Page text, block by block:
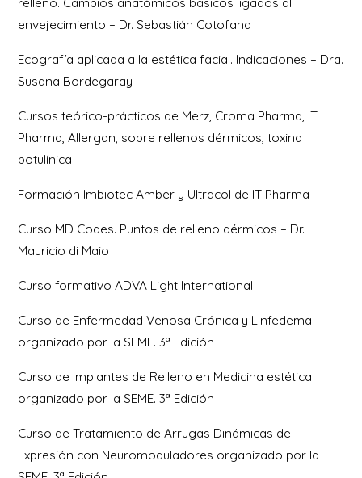
envejecimiento – Dr. Sebastián Cotofana
Ecografía aplicada a la estética facial. Indicaciones – Dra.
Susana Bordegaray
Cursos teórico-prácticos de Merz, Croma Pharma, IT
Pharma, Allergan, sobre rellenos dérmicos, toxina
botulínica
Formación Imbiotec Amber y Ultracol de IT Pharma
Curso MD Codes. Puntos de relleno dérmicos – Dr.
Mauricio di Maio
Curso formativo ADVA Light International
Curso de Enfermedad Venosa Crónica y Linfedema
organizado por la SEME. 3ª Edición
Curso de Implantes de Relleno en Medicina estética
organizado por la SEME. 3ª Edición
Curso de Tratamiento de Arrugas Dinámicas de
Expresión con Neuromoduladores organizado por la